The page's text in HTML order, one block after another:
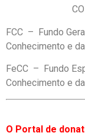
FCC – Fundo
Conhecimento e
FeCC – Fundo
Conhecimento e
O Portal de